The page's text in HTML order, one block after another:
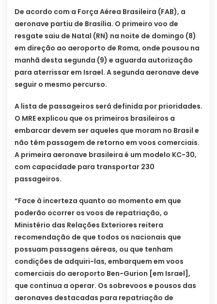
De acordo com a Força Aérea Brasileira (FAB), a
aeronave partiu de Brasília. O primeiro voo de
resgate saiu de Natal (RN) na noite de domingo (8)
em direção ao aeroporto de Roma, onde pousou na
manhã desta segunda (9) e aguarda autorização
para aterrissar em Israel. A segunda aeronave deve
seguir o mesmo percurso.
A lista de passageiros será definida por prioridades.
O MRE explicou que os primeiros brasileiros a
embarcar devem ser aqueles que moram no Brasil e
não têm passagem de retorno em voos comerciais.
A primeira aeronave brasileira é um modelo KC-30,
com capacidade para transportar 230
passageiros.
“Face à incerteza quanto ao momento em que
poderão ocorrer os voos de repatriação, o
Ministério das Relações Exteriores reitera
recomendação de que todos os nacionais que
possuam passagens aéreas, ou que tenham
condições de adquiri-las, embarquem em voos
comerciais do aeroporto Ben-Gurion [em Israel],
que continua a operar. Os sobrevoos e pousos das
aeronaves destacadas para repatriação de